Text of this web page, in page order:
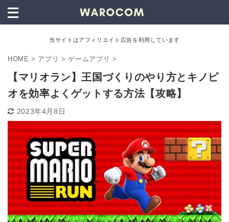
当サイトはアフィリエイト広告を利用しています
HOME > アプリ > ゲームアプリ >
【マリオラン】王国づくりのやり方とキノピ
オを効率よくゲットする方法【攻略】
2023年4月8日